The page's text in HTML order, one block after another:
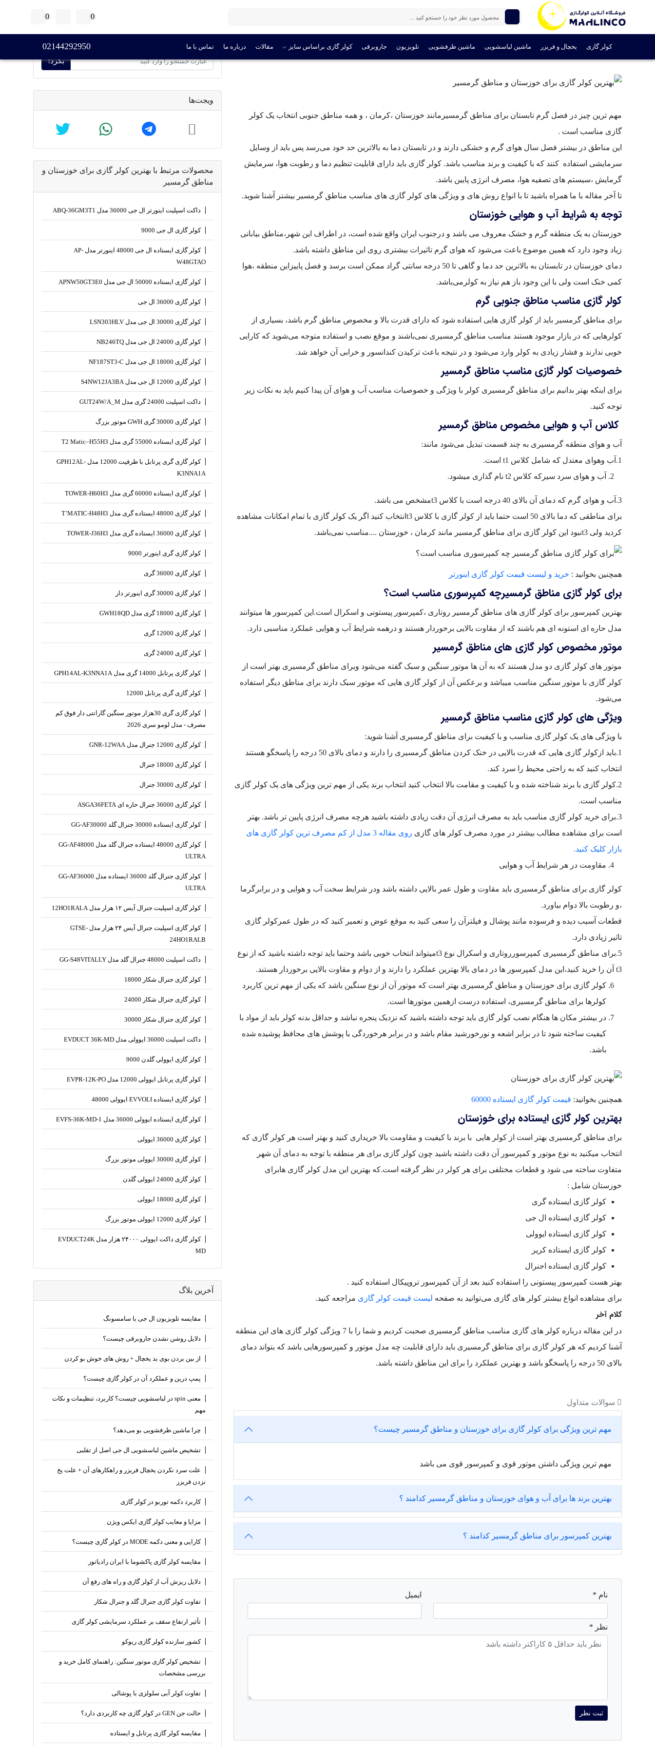
0
0
کولر گازی یخچال و فریزر ماشین لباسشویی ماشین ظرفشویی تلویزیون جاروبرقی کولر گازی براساس سایز مقالات درباره ما تماس با ما 02144292950
ماهلین بلاگ بهترین کولر گازی برای خوزستان و مناطق گرمسیر
بهترین کولر گازی برای خوزستان و مناطق گرمسیر + بهترین مدل آن
نوشته شده در 05 دی 1403
مهم ترین چیز در فصل گرم تابستان برای مناطق گرمسیرمانند خوزستان ،کرمان ، و همه مناطق جنوبی انتخاب یک کولر
گازی مناسب است .
این مناطق در بیشتر فصل سال هوای گرم و خشکی دارند و در تابستان دما به بالاترین حد خود می‌رسد پس باید از وسایل
سرمایشی استفاده کنند که با کیفیت و برند مناسب باشد. کولر گازی باید دارای قابلیت تنظیم دما و رطوبت هوا، سرمایش
گرمایش ،سیستم های تصفیه هوا، مصرف انرژی پایین باشد.
تا آخر مقاله با ما همراه باشید تا با انواع روش های و ویژگی های کولر گازی های مناسب مناطق گرمسیر بیشتر آشنا شوید.
توجه به شرایط آب و هوایی خوزستان
خوزستان به یک منطقه گرم و خشک معروف می باشد و درجنوب ایران واقع شده است، در اطراف این شهر،مناطق بیابانی
زیاد وجود دارد که همین موضوع باعث می‌شود که هوای گرم تاثیرات بیشتری روی این مناطق داشته باشد.
دمای خوزستان در تابستان به بالاترین حد دما و گاهی تا 50 درجه سانتی گراد ممکن است برسد و فصل پاییزاین منطقه ،هوا
کمی خنک است ولی با این وجود باز هم نیاز به کولرمی‌باشد.
کولر گازی مناسب مناطق جنوبی گرم
برای مناطق گرمسیر باید از کولر گازی هایی استفاده شود که دارای قدرت بالا و مخصوص مناطق گرم باشد، بسیاری از
کولرهایی که در بازار موجود هستند مناسب مناطق گرمسیری نمی‌باشند و موقع نصب و استفاده متوجه می‌شوید که کارایی
خوبی ندارند و فشار زیادی به کولر وارد می‌شود و در نتیجه باعث ترکیدن کندانسور و خرابی آن خواهد شد.
خصوصیات کولر گازی مناسب مناطق گرمسیر
برای اینکه بهتر بدانیم برای مناطق گرمسیری کولر با ویژگی و خصوصیات مناسب آب و هوای آن پیدا کنیم باید به نکات زیر
توجه کنید.
کلاس آب و هوایی مخصوص مناطق گرمسیر
آب و هوای منطقه گرمسیری به چند قسمت تبدیل می‌شود مانند:
1.آب وهوای معتدل که شامل کلاس t1 است.
آب و هوای سرد سیرکه کلاس t2 نام گذاری میشود.
3.آب و هوای گرم که دمای آن بالای 40 درجه است با کلاس t3مشخص می باشد.
برای مناطقی که دما بالای 50 است حتما باید از کولر گازی با کلاس t3انتخاب کنید اگر یک کولر گازی با تمام امکانات مشاهده
کردید ولی t3نبود این کولر گازی برای مناطق گرمسیر مانند کرمان ، خوزستان ....مناسب نمی‌باشد.
همچنین بخوانید : خرید و لیست قیمت کولر گازی اینورتر
برای کولر گازی مناطق گرمسیرچه کمپرسوری مناسب است؟
بهترین کمپرسور برای کولر گازی های مناطق گرمسیر روتاری ،کمپرسور پیستونی و اسکرال است.این کمپرسور ها میتوانند
مدل حاره ای استونه ای هم باشند که از مقاوت بالایی برخوردار هستند و درهمه شرایط آب و هوایی عملکرد مناسبی دارد.
موتور مخصوص کولر گازی های مناطق گرمسیر
موتور های کولر گازی دو مدل هستند که به آن ها موتور سنگین و سبک گفته می‌شود وبرای مناطق گرمسیری بهتر است از
کولر گازی با موتور سنگین مناسب میباشد و برعکس آن از کولر گازی هایی که موتور سبک دارند برای مناطق دیگر استفاده
می‌شود.
ویژگی های کولر گازی مناسب مناطق گرمسیر
با ویژگی های یک کولر گازی مناسب و با کیفیت برای مناطق گرمسیری آشنا شوید:
1.باید ازکولر گازی هایی که قدرت بالایی در خنک کردن مناطق گرمسیری را دارند و دمای بالای 50 درجه را پاسخگو هستند
انتخاب کنید که به راحتی محیط را سرد کند.
2.کولر گازی با برند شناخته شده و با کیفیت و مقامت بالا انتخاب کنید انتخاب برند یکی از مهم ترین ویژگی های یک کولر گازی
مناسب است.
3.برای خرید کولر گازی مناسب باید به مصرف انرژی آن دقت زیادی داشته باشید هرچه مصرف انرژی پایین تر باشد. بهتر
است برای مشاهده مطالب بیشتر در مورد مصرف کولر های گازی
روی مقاله 3 مدل از کم مصرف ترین کولر گازی های
بازار کلیک کنید.
مقاومت در هر شرایط آب و هوایی
کولر گازی برای مناطق گرمسیری باید مقاوت و طول عمر بالایی داشته باشد ودر شرایط سخت آب و هوایی و در برابرگرما
،و رطوبت بالا دوام بیاورد.
قطعات آسیب دیده و فرسوده مانند پوشال و فیلترآن را سعی کنید به موقع عوض و تعمیر کنید که در طول عمرکولر گازی
تاثیر زیادی دارد.
5.برای مناطق گرمسیری کمپرسورروتاری و اسکرال نوع t3میتواند انتخاب خوبی باشد وحتما باید توجه داشته باشید که از نوع
t3 آن را خرید کنید،این مدل کمپرسور ها در دمای بالا بهترین عملکرد را دارند و از دوام و مقاوت بالایی برخوردار هستند.
کولر گازی برای خوزستان و مناطق گرمسیری بهتر است که موتور آن از نوع سنگین باشد که یکی از مهم ترین کاربرد
کولرها برای مناطق گرمسیری، استفاده درست ازهمین موتورها است.
در بیشتر مکان ها هنگام نصب کولر گازی باید توجه داشته باشید که نزدیک پنجره نباشد و حداقل بدنه کولر باید از مواد با
کیفیت ساخته شود تا در برابر اشعه و نورخورشید مقام باشد و در برابر هرخوردگی با پوشش های محافظ پوشیده شده
باشد.
همچنین بخوانید: قیمت کولر گازی ایستاده 60000
بهترین کولر گازی ایستاده برای خوزستان
برای مناطق گرمسیری بهتر است از کولر هایی با برند با کیفیت و مقاومت بالا خریداری کنید و بهتر است هر کولر گازی که
انتخاب میکنید به نوع موتور و کمپرسور آن دقت داشته باشید چون کولر گازی برای هر منطقه با توجه به دمای آن شهر
متفاوت ساخته می شود و قطعات مختلفی برای هر کولر در نظر گرفته است.که بهترین این مدل کولر گازی هابرای
خوزستان شامل :
کولر گازی ایستاده گری
کولر گازی ایستاده ال جی
کولر گازی ایستاده ایوولی
کولر گازی ایستاده کریر
کولر گازی ایستاده اجنرال
بهتر هست کمپرسور پیستونی را استفاده کنید بعد از آن کمپرسور تروپیکال استفاده کنید .
برای مشاهده انواع بیشتر کولر های گازی می‌توانید به صفحه لیست قیمت کولر گازی مراجعه کنید.
کلام آخر
در این مقاله درباره کولر های گازی مناسب مناطق گرمسیری صحبت کردیم و شما را با 7 ویژگی کولر گازی های این منطقه
آشنا کردیم که هر کولر گازی برای مناطق گرمسیری باید دارای قابلیت چه مدل موتور و کمپرسورهایی باشد که بتواند دمای
بالای 50 درجه را پاسخگو باشد و بهترین عملکرد را برای این مناطق داشته باشد.
سوالات متداول
مهم ترین ویژگی برای کولر گازی برای خوزستان و مناطق گرمسیر چیست؟
مهم ترین ویژگی داشتن موتور قوی و کمپرسور قوی می باشد
بهترین برند ها برای آب و هوای خوزستان و مناطق گرمسیر کدامند ؟
بهترین کمپرسور برای مناطق گرمسیر کدامند ؟
نام * ایمیل
نظر *
ثبت نظر
جستجو
بگرد!
ویجت‌ها
محصولات مرتبط با بهترین کولر گازی برای خوزستان و
مناطق گرمسیر
داکت اسپلیت اینورتر ال جی 36000 مدل ABQ-36GM3T1
کولر گازی ال جی 9000
کولر گازی ایستاده ال جی 48000 اینورتر مدل AP-
W48GTAO
کولر گازی ایستاده 50000 ال جی مدل APNW50GT3E0
کولر گازی 36000 ال جی
کولر گازی 30000 ال جی مدل LSN303HLV
کولر گازی 24000 ال جی مدل NB246TQ
کولر گازی 18000 ال جی مدل NF187ST3-C
کولر گازی 12000 ال جی مدل S4NW12JA3BA
داکت اسپلیت 24000 گری مدل GUT24W/A_M
کولر گازی 30000 گری GWH موتور بزرگ
کولر گازی ایستاده 55000 گری مدل T2 Matic–H55H3
کولر گازی گری پرتابل با ظرفیت 12000 مدل GPH12AL-
K3NNA1A
کولر گازی ایستاده 60000 گری مدل TOWER-H60H3
کولر گازی 48000 ایستاده گری مدل T’MATIC-H48H3
کولر گازی 36000 ایستاده گری مدل TOWER-J36H3
کولر گازی گری اینورتر 9000
کولر گازی 36000 گری
کولر گازی 30000 گری اینورتر دار
کولر گازی 18000 گری مدل GWH18QD
کولر گازی 12000 گری
کولر گازی 24000 گری
کولر گازی پرتابل 14000 گری مدل GPH14AL-K3NNA1A
کولر گازی گری پرتابل 12000
کولر گازی گری 30هزار موتور سنگین گارانتی دار فوق کم
مصرف - مدل لومو سری 2026
کولر گازی 12000 جنرال مدل GNR-12WAA
کولر گازی 18000 جنرال
کولر گازی 30000 جنرال
کولر گازی 36000 جنرال حاره ای ASGA36FETA
کولر گازی ایستاده 30000 جنرال گلد GG-AF30000
کولر گازی 48000 ایستاده جنرال گلد مدل GG-AF48000
ULTRA
کولر گازی جنرال گلد 36000 ایستاده مدل GG-AF36000
ULTRA
کولر گازی اسپلیت جنرال آیس ۱۲ هزار مدل 12HO1RALA
کولر گازی اسپلیت جنرال آیس ۲۴ هزار مدل GTSE-
24HO1RALB
داکت اسپلیت 48000 جنرال گلد مدل GG-S48VITALLY
کولر گازی جنرال شکار 18000
کولر گازی جنرال شکار 24000
کولر گازی جنرال شکار 30000
داکت اسپلیت 36000 ایوولی مدل EVDUCT 36K-MD
کولر گازی ایوولی گلدن 9000
کولر گازی پرتابل ایوولی 12000 مدل EVPR-12K-PO
کولر گازی ایستاده EVVOLI ایوولی 48000
کولر گازی ایستاده ایوولی 36000 مدل EVFS-36K-MD-1
کولر گازی 36000 ایوولی
کولر گازی 30000 ایوولی موتور بزرگ
کولر گازی 24000 ایوولی گلدن
کولر گازی 18000 ایوولی
کولر گازی 12000 ایوولی موتور بزرگ
کولر گازی داکت ایوولی ۲۴۰۰۰ هزار مدل EVDUCT24K
MD
آخرین بلاگ
مقایسه تلویزیون ال جی با سامسونگ
دلایل روشن نشدن جاروبرقی چیست؟
از بین بردن بوی بد یخچال + روش های خوش بو کردن
پمپ درین و عملکرد آن در کولر گازی چیست؟
معنی spin در لباسشویی چیست؟ کاربرد، تنظیمات و نکات
مهم
چرا ماشین ظرفشویی بو می‌دهد؟
تشخیص ماشین لباسشویی ال جی اصل از تقلبی
علت سرد نکردن یخچال فریزر و راهکارهای آن + علت یخ
نزدن فریزر
کاربرد دکمه توربو در کولر گازی
مزایا و معایب کولر گازی ایکس ویژن
کارایی و معنی دکمه MODE در کولر گازی چیست؟
مقایسه کولر گازی پاکشوما با ایران رادیاتور
دلایل ریزش آب از کولر گازی و راه های رفع آن
تفاوت کولر گازی جنرال گلد و جنرال شکار
تأثیر ارتفاع سقف بر عملکرد سرمایشی کولر گازی
کشور سازنده کولر گازی ریوکو
تشخیص کولر گازی موتور سنگین: راهنمای کامل خرید و
بررسی مشخصات
تفاوت کولر آبی سلولزی با پوشالی
حالت جن GEN در کولر گازی چه کاربردی دارد؟
مقایسه کولر گازی پرتابل و ایستاده